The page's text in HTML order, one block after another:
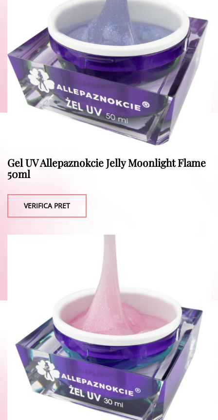
Gel UV Allepaznokcie Jelly Moonlight Flame
50ml
VERIFICA PRET